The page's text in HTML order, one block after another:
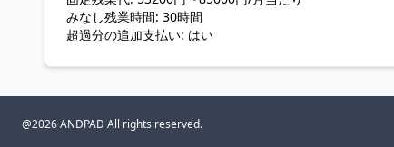
みなし残業時間: 30時間
超過分の追加支払い: はい
@2026 ANDPAD All rights reserved.